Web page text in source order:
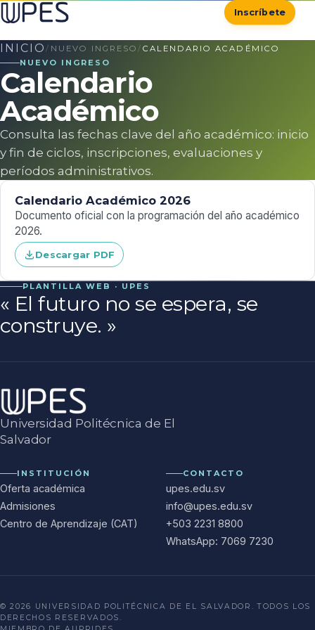
Inscríbete
INICIO/ NUEVO INGRESO / CALENDARIO ACADÉMICO
NUEVO INGRESO
Calendario
Académico
Consulta las fechas clave del año académico: inicio
y fin de ciclos, inscripciones, evaluaciones y
períodos administrativos.
Calendario Académico 2026
Documento oficial con la programación del año académico
2026.
Descargar PDF
PLANTILLA WEB · UPES
« El futuro no se espera, se
construye. »
Universidad Politécnica de El
Salvador
INSTITUCIÓN
Oferta académica
Admisiones
Centro de Aprendizaje (CAT)
CONTACTO
upes.edu.sv
info@upes.edu.sv
+503 2231 8800
WhatsApp: 7069 7230
©2026
UNIVERSIDAD POLITÉCNICA DE EL SALVADOR. TODOS LOS
DERECHOS RESERVADOS.